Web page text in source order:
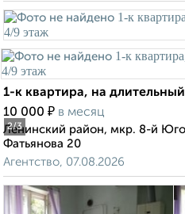
2/3
1-к квартира, на
10 000 ₽ в месяц
Ленинский район, мкр. 8-й
Фатьянова 20
Агентство, 07.08.2026